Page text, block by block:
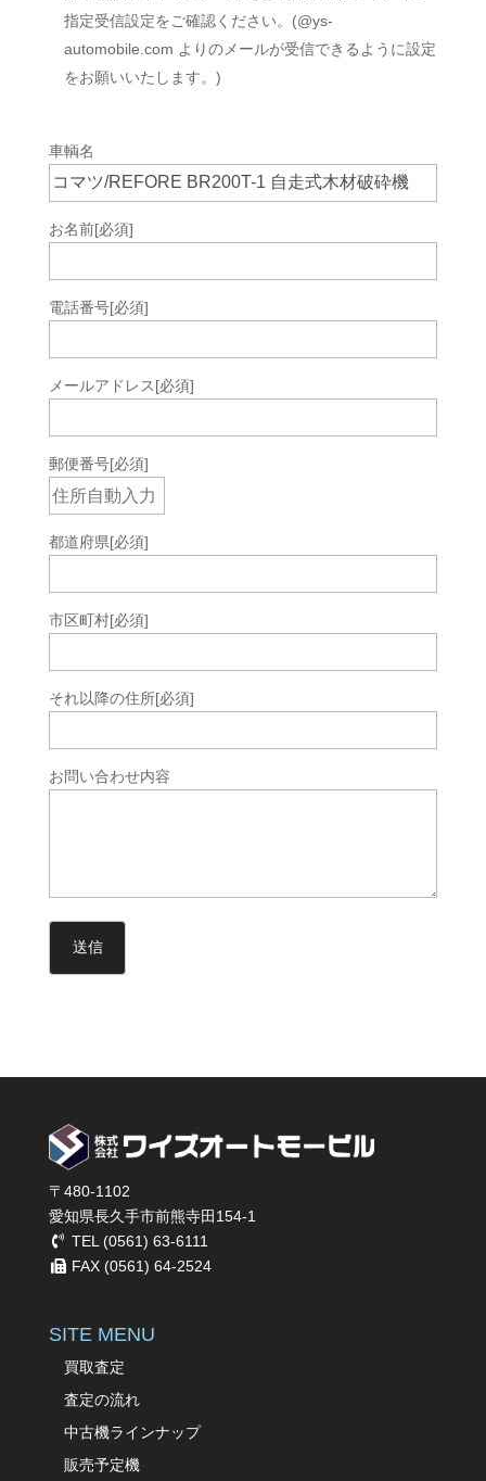
指定受信設定をご確認ください。(@ys-
automobile.com よりのメールが受信できるように設定
をお願いいたします。)
車輌名
お名前[必須]
電話番号[必須]
メールアドレス[必須]
郵便番号[必須]
都道府県[必須]
市区町村[必須]
それ以降の住所[必須]
お問い合わせ内容
〒480-1102
愛知県長久手市前熊寺田154-1
TEL (0561) 63-6111
FAX (0561) 64-2524
SITE MENU
買取査定
査定の流れ
中古機ラインナップ
販売予定機